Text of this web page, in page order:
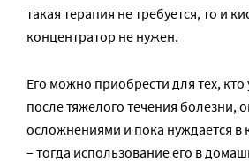
такая терапия не требуется, то и
концентратор не нужен.
Его можно приобрести для тех,
после тяжелого течения болезни,
осложнениями и пока нуждается в
– тогда использование его в